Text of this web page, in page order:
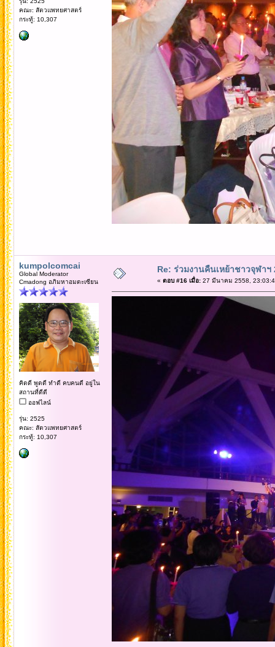
คณะ: สัตวแพทยศาสตร์
กระทู้: 10,307
kumpolcomcai
Global Moderator
Cmadong อภิมหาอมตะเซียน
คิดดี พูดดี ทำดี คบคนดี อยู่ใน
สถานที่ดีดี
ออฟไลน์
รุ่น: 2525
คณะ: สัตวแพทยศาสตร์
กระทู้: 10,307
Re: ร่วมงานคืนเหย้าชาวจุฬาฯ
« ตอบ #16 เมื่อ:27 มีนาคม 2558,